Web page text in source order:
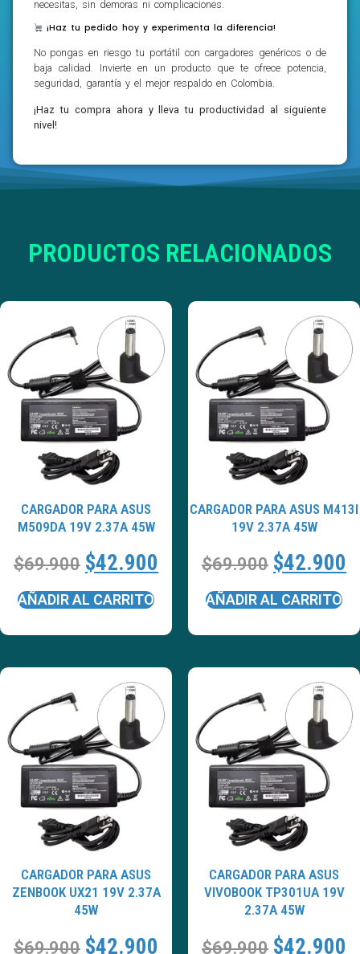
necesitas, sin demoras ni complicaciones.
¡Haz tu pedido hoy y experimenta la diferencia!
No pongas en riesgo tu portátil con cargadores genéricos o de
baja calidad. Invierte en un producto que te ofrece potencia,
seguridad, garantía y el mejor respaldo en Colombia.
¡Haz tu compra ahora y lleva tu productividad al siguiente
nivel!
PRODUCTOS RELACIONADOS
CARGADOR PARA ASUS
M509DA 19V 2.37A 45W
$69.900 $42.900
AÑADIR AL CARRITO
CARGADOR PARA ASUS M413I
19V 2.37A 45W
$69.900 $42.900
AÑADIR AL CARRITO
CARGADOR PARA ASUS
ZENBOOK UX21 19V 2.37A
45W
$69.900 $42.900
CARGADOR PARA ASUS
VIVOBOOK TP301UA 19V
2.37A 45W
$69.900 $42.900